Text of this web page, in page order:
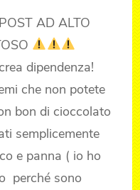
AD ALTO
dipendenza!
che non potete
bon di cioccolato
semplicemente
e panna ( io ho
perché sono